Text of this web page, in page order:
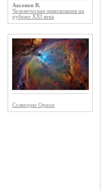
Аксенов В.
Человеческая цивилизация на
рубеже XXI века
Созвездие Орион